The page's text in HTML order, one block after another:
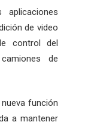
de video
control del
de
función
a mantener